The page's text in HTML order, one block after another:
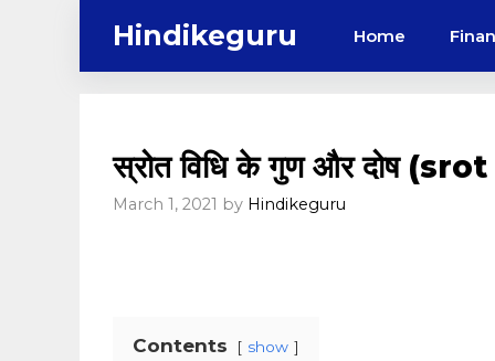
Hindikeguru Home
स्रोत विधि के गुण और दोष
March 1, 2021 by Hindikeguru
Contents show